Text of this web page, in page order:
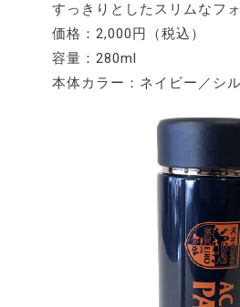
すっきりとしたスリムなフ
価格：2,000円（税込）
容量：280ml
本体カラー：ネイビー／シ